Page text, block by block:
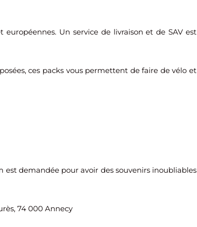
Un service de livraison et de SAV est
ces packs vous permettent de faire de vélo et
est demandée pour avoir des souvenirs inoubliables
74 000 Annecy